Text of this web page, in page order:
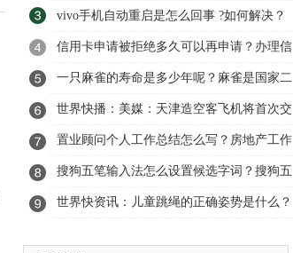
孕有什么特征？
vivo手机自动重启是怎么回事 ?如何解决？
信用卡申请被拒绝多久可以再申请？办理信
用卡需要什么条件？ 全球要闻
一只麻雀的寿命是多少年呢？麻雀是国家二
级保护动物吗？
世界快播：美媒：天津造空客飞机将首次交
付欧洲客户
置业顾问个人工作总结怎么写？房地产工作
心得总结范文来了！
搜狗五笔输入法怎么设置候选字词？搜狗五
笔输入法怎么设置？
世界快资讯：儿童跳绳的正确姿势是什么？